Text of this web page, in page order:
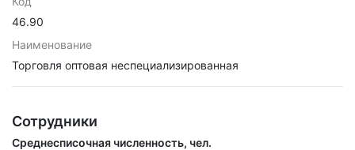
46.90
Наименование
Торговля оптовая неспециализированная
Сотрудники
Среднесписочная численность, чел.